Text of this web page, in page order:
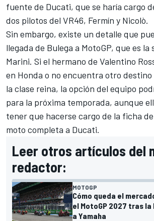
fuente de Ducati, que se haría cargo
dos pilotos del VR46, Fermín y Nicolò.
Sin embargo, existe un detalle que
llegada de Bulega a MotoGP, que es
Marini. Si el hermano de Valentino
en Honda o no encuentra otro destino
la clase reina, la opción del equipo
para la próxima temporada, aunque
tener que hacerse cargo de la ficha
moto completa a Ducati.
Leer otros artículos del
redactor:
MOTOGP
Cómo queda el
el MotoGP 2027 tras la
a Yamaha